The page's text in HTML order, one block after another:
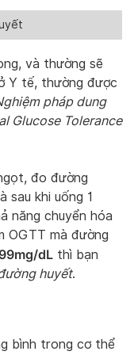
và thường sẽ
Y tế, thường được
pháp dung
Glucose Tolerance
đo đường
sau khi uống 1
năng chuyển hóa
OGTT mà đường
dL thì bạn
huyết.
bình trong cơ thể